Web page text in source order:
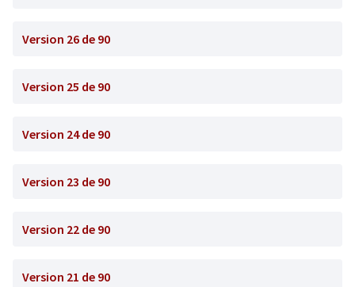
Version 26 de 90
Version 25 de 90
Version 24 de 90
Version 23 de 90
Version 22 de 90
Version 21 de 90